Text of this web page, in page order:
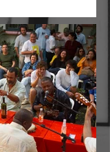
uma tendência
busca
e